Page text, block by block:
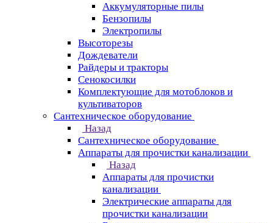
Аккумуляторные пилы
Бензопилы
Электропилы
Высоторезы
Дождеватели
Райдеры и тракторы
Сенокосилки
Комплектующие для мотоблоков и
культиваторов
Сантехническое оборудование
Назад
Сантехническое оборудование
Аппараты для прочистки канализации
Назад
Аппараты для прочистки
канализации
Электрические аппараты для
прочистки канализации